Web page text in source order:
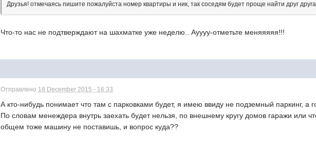
Друзья! отмечаясь пишите пожалуйста номер квартиры и ник, так соседям будет проще найти друг друга
Что-то нас не подтверждают на шахматке уже неделю.. Ауууу-отметьте меняяяяя!!!
Отправлено 18 December 2015 - 16:33
А кто-нибудь понимает что там с парковками будет, я имею ввиду не подземный паркинг, а
По словам менеждера внутрь заехать будет нельзя, по внешнему кругу домов гаражи или
общем тоже машину не поставишь, и вопрос куда??